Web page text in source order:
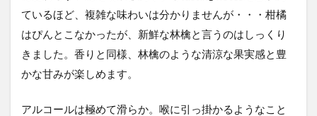
ているほど、複雑な味わいは分かりませんが・・・柑橘
はぴんとこなかったが、新鮮な林檎と言うのはしっくり
きました。香りと同様、林檎のような清涼な果実感と豊
かな甘みが楽しめます。
アルコールは極めて滑らか。喉に引っ掛かるようなこと